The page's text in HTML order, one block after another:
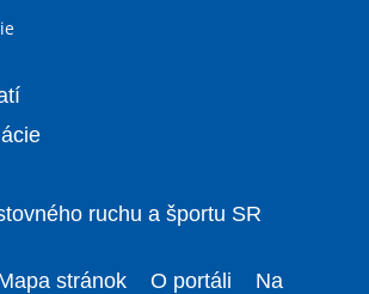
ruchu a športu SR
stránok O portáli
Na